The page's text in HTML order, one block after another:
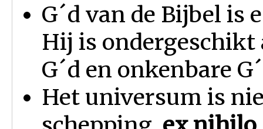
G´d van de Bijbel is
Hij is ondergeschikt
G´d en onkenbare
Het universum is